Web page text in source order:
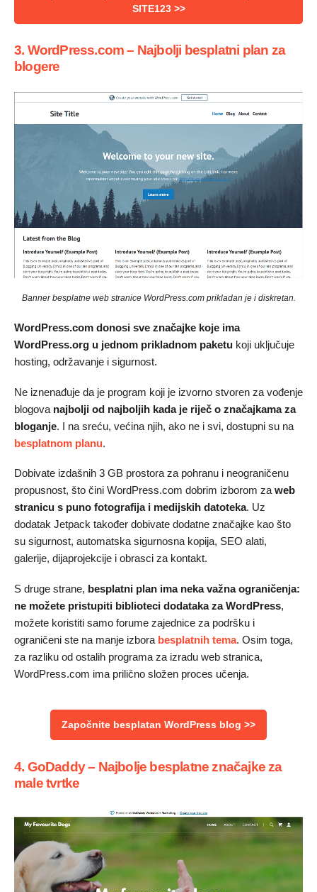
SITE123 >>
3. WordPress.com – Najbolji besplatni plan za
blogere
Banner besplatne web stranice WordPress.com prikladan je i diskretan.
WordPress.com donosi sve značajke koje ima
WordPress.org u jednom prikladnom paketu koji uključuje
hosting, održavanje i sigurnost.
Ne iznenađuje da je program koji je izvorno stvoren za vođenje
blogova najbolji od najboljih kada je riječ o značajkama za
bloganje. I na sreću, većina njih, ako ne i svi, dostupni su na
besplatnom planu.
Dobivate izdašnih 3 GB prostora za pohranu i neograničenu
propusnost, što čini WordPress.com dobrim izborom za web
stranicu s puno fotografija i medijskih datoteka. Uz
dodatak Jetpack također dobivate dodatne značajke kao što
su sigurnost, automatska sigurnosna kopija, SEO alati,
galerije, dijaprojekcije i obrasci za kontakt.
S druge strane, besplatni plan ima neka važna ograničenja:
ne možete pristupiti biblioteci dodataka za WordPress,
možete koristiti samo forume zajednice za podršku i
ograničeni ste na manje izbora besplatnih tema. Osim toga,
za razliku od ostalih programa za izradu web stranica,
WordPress.com ima prilično složen proces učenja.
Započnite besplatan WordPress blog >>
4. GoDaddy – Najbolje besplatne značajke za
male tvrtke